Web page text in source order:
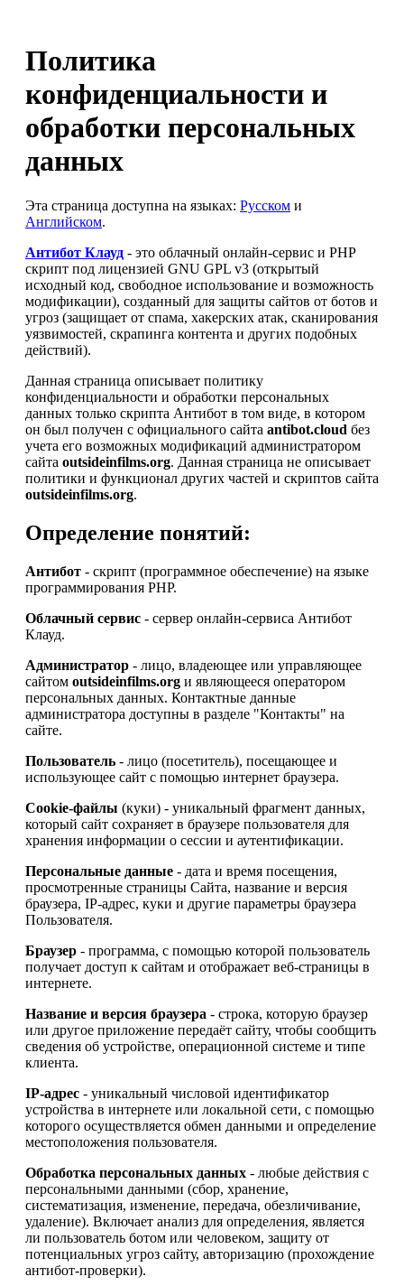
Политика
конфиденциальности и
обработки персональных
данных
Эта страница доступна на языках: Русском и
Английском.
Антибот Клауд - это облачный онлайн-сервис и PHP
скрипт под лицензией GNU GPL v3 (открытый
исходный код, свободное использование и возможность
модификации), созданный для защиты сайтов от ботов и
угроз (защищает от спама, хакерских атак, сканирования
уязвимостей, скрапинга контента и других подобных
действий).
Данная страница описывает политику
конфиденциальности и обработки персональных
данных только скрипта Антибот в том виде, в котором
он был получен с официального сайта antibot.cloud без
учета его возможных модификаций администратором
сайта outsideinfilms.org. Данная страница не описывает
политики и функционал других частей и скриптов сайта
outsideinfilms.org.
Определение понятий:
Антибот - скрипт (программное обеспечение) на языке
программирования PHP.
Облачный сервис - сервер онлайн-сервиса Антибот
Клауд.
Администратор - лицо, владеющее или управляющее
сайтом outsideinfilms.org и являющееся оператором
персональных данных. Контактные данные
администратора доступны в разделе "Контакты" на
сайте.
Пользователь - лицо (посетитель), посещающее и
использующее сайт с помощью интернет браузера.
Cookie-файлы (куки) - уникальный фрагмент данных,
который сайт сохраняет в браузере пользователя для
хранения информации о сессии и аутентификации.
Персональные данные - дата и время посещения,
просмотренные страницы Сайта, название и версия
браузера, IP-адрес, куки и другие параметры браузера
Пользователя.
Браузер - программа, с помощью которой пользователь
получает доступ к сайтам и отображает веб-страницы в
интернете.
Название и версия браузера - строка, которую браузер
или другое приложение передаёт сайту, чтобы сообщить
сведения об устройстве, операционной системе и типе
клиента.
IP-адрес - уникальный числовой идентификатор
устройства в интернете или локальной сети, с помощью
которого осуществляется обмен данными и определение
местоположения пользователя.
Обработка персональных данных - любые действия с
персональными данными (сбор, хранение,
систематизация, изменение, передача, обезличивание,
удаление). Включает анализ для определения, является
ли пользователь ботом или человеком, защиту от
потенциальных угроз сайту, авторизацию (прохождение
антибот-проверки).